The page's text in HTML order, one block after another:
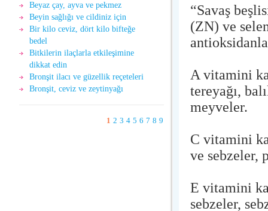
Beyaz çay, ayva ve pekmez
Beyin sağlığı ve cildiniz için
Bir kilo ceviz, dört kilo bifteğe
bedel
Bitkilerin ilaçlarla etkileşimine
dikkat edin
Bronşit ilacı ve güzellik reçeteleri
Bronşit, ceviz ve zeytinyağı
1 2 3 4 5 6 7 8 9
“Savaş
(ZN) ve
A vitamini
tereyağı,
meyveler.
C vitamini
ve sebzeler,
E vitamini
sebzeler,